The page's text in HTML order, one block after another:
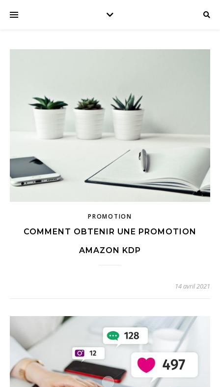
PROMOTION
COMMENT OBTENIR UNE PROMOTION
AMAZON KDP
14 avril 2021